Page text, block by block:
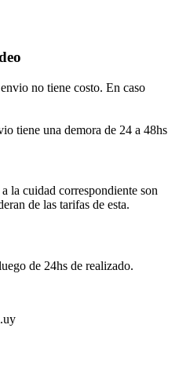
no tiene costo. En caso
tiene una demora de 24 a 48hs
la cuidad correspondiente son
de las tarifas de esta.
de 24hs de realizado.